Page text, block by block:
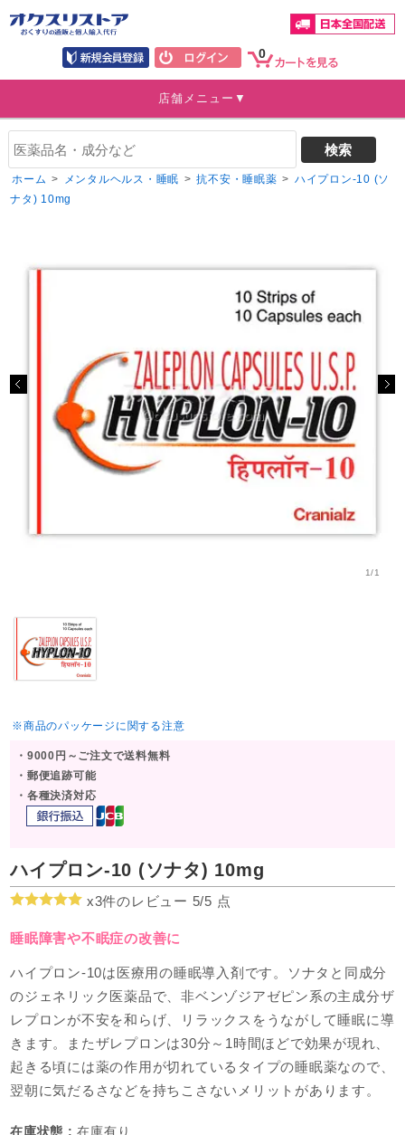
0
店舗メニュー▼
ホーム > メンタルヘルス・睡眠 > 抗不安・睡眠薬 > ハイプロン-10 (ソ
ナタ) 10mg
1/1
※商品のパッケージに関する注意
・9000円～ご注文で送料無料
・郵便追跡可能
・各種決済対応
ハイプロン-10 (ソナタ) 10mg
x3件のレビュー 5/5 点
睡眠障害や不眠症の改善に
ハイプロン-10は医療用の睡眠導入剤です。ソナタと同成分
のジェネリック医薬品で、非ベンゾジアゼピン系の主成分ザ
レプロンが不安を和らげ、リラックスをうながして睡眠に導
きます。またザレプロンは30分～1時間ほどで効果が現れ、
起きる頃には薬の作用が切れているタイプの睡眠薬なので、
翌朝に気だるさなどを持ちこさないメリットがあります。
在庫状態 :在庫有り